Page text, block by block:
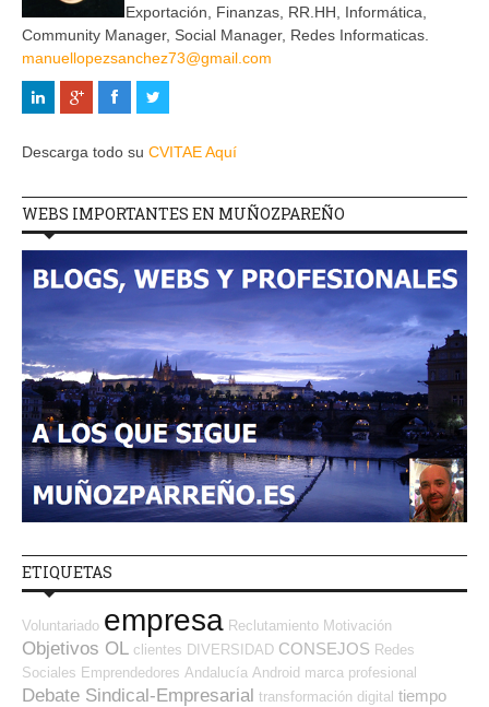
Exportación, Finanzas, RR.HH, Informática,
Community Manager, Social Manager, Redes Informaticas.
manuellopezsanchez73@gmail.com
Descarga todo su CVITAE Aquí
WEBS IMPORTANTES EN MUÑOZPAREÑO
ETIQUETAS
Voluntariado empresa Reclutamiento Motivación
Objetivos OL clientes DIVERSIDAD CONSEJOS Redes
Sociales Emprendedores Andalucía Android marca profesional
Debate Sindical-Empresarial transformación digital tiempo